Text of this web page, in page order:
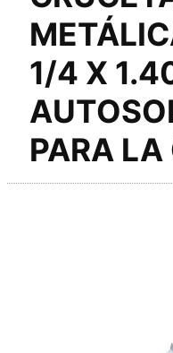
1/4 X
PARA